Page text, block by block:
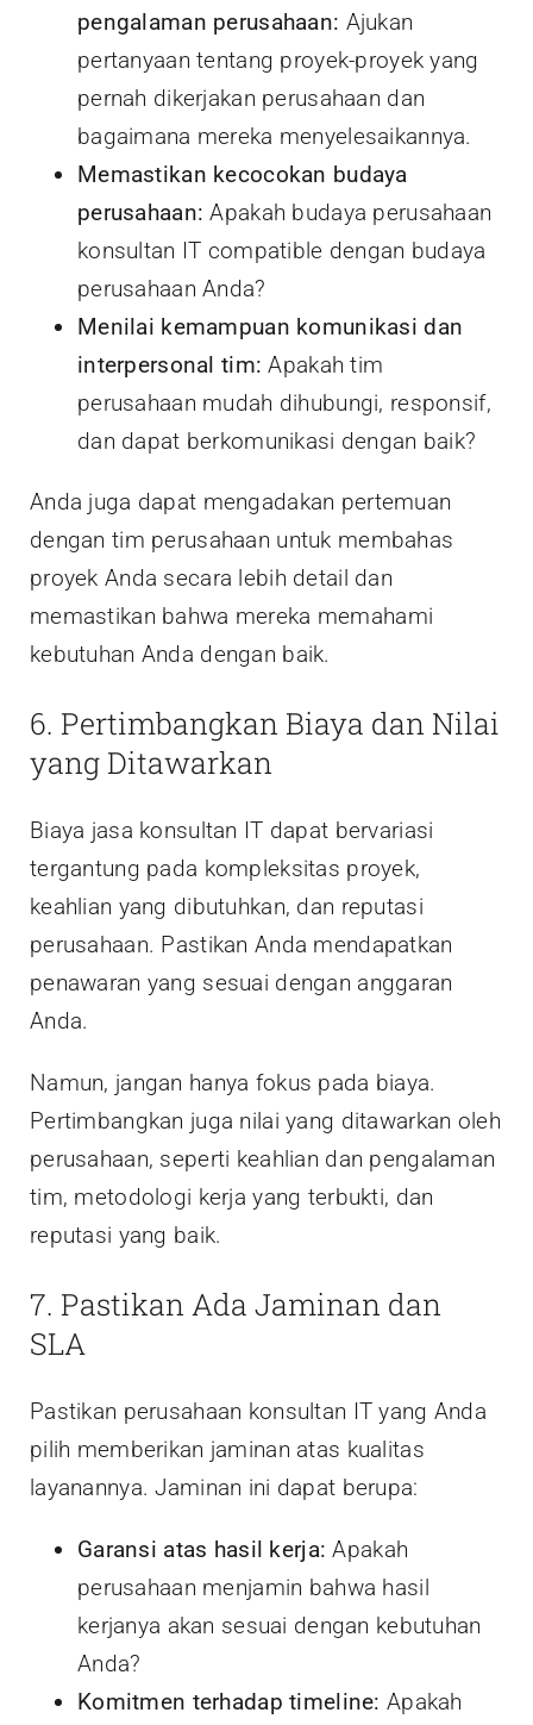
pengalaman perusahaan: Ajukan
pertanyaan tentang proyek-proyek yang
pernah dikerjakan perusahaan dan
bagaimana mereka menyelesaikannya.
Memastikan kecocokan budaya
perusahaan: Apakah budaya perusahaan
konsultan IT compatible dengan budaya
perusahaan Anda?
Menilai kemampuan komunikasi dan
interpersonal tim: Apakah tim
perusahaan mudah dihubungi, responsif,
dan dapat berkomunikasi dengan baik?
Anda juga dapat mengadakan pertemuan
dengan tim perusahaan untuk membahas
proyek Anda secara lebih detail dan
memastikan bahwa mereka memahami
kebutuhan Anda dengan baik.
6. Pertimbangkan Biaya dan Nilai
yang Ditawarkan
Biaya jasa konsultan IT dapat bervariasi
tergantung pada kompleksitas proyek,
keahlian yang dibutuhkan, dan reputasi
perusahaan. Pastikan Anda mendapatkan
penawaran yang sesuai dengan anggaran
Anda.
Namun, jangan hanya fokus pada biaya.
Pertimbangkan juga nilai yang ditawarkan oleh
perusahaan, seperti keahlian dan pengalaman
tim, metodologi kerja yang terbukti, dan
reputasi yang baik.
7. Pastikan Ada Jaminan dan
SLA
Pastikan perusahaan konsultan IT yang Anda
pilih memberikan jaminan atas kualitas
layanannya. Jaminan ini dapat berupa:
Garansi atas hasil kerja: Apakah
perusahaan menjamin bahwa hasil
kerjanya akan sesuai dengan kebutuhan
Anda?
Komitmen terhadap timeline: Apakah